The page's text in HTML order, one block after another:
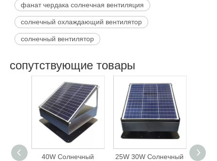
фанат чердака солнечная вентиляция
солнечный охлаждающий вентилятор
солнечный вентилятор
сопутствующие товары
40W Солнечный
25W 30W Солнечный